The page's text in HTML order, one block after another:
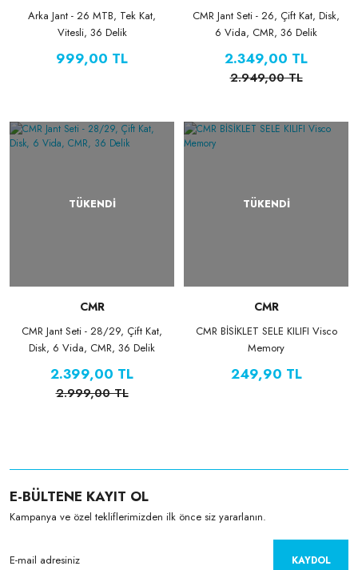
Arka Jant - 26 MTB, Tek Kat,
Vitesli, 36 Delik
999,00 TL
CMR Jant Seti - 26, Çift Kat, Disk,
6 Vida, CMR, 36 Delik
2.349,00 TL
2.949,00 TL
TÜKENDİ
CMR
CMR Jant Seti - 28/29, Çift Kat,
Disk, 6 Vida, CMR, 36 Delik
2.399,00 TL
2.999,00 TL
TÜKENDİ
CMR
CMR BİSİKLET SELE KILIFI Visco
Memory
249,90 TL
E-BÜLTENE KAYIT OL
Kampanya ve özel tekliflerimizden ilk önce siz yararlanın.
KAYDOL